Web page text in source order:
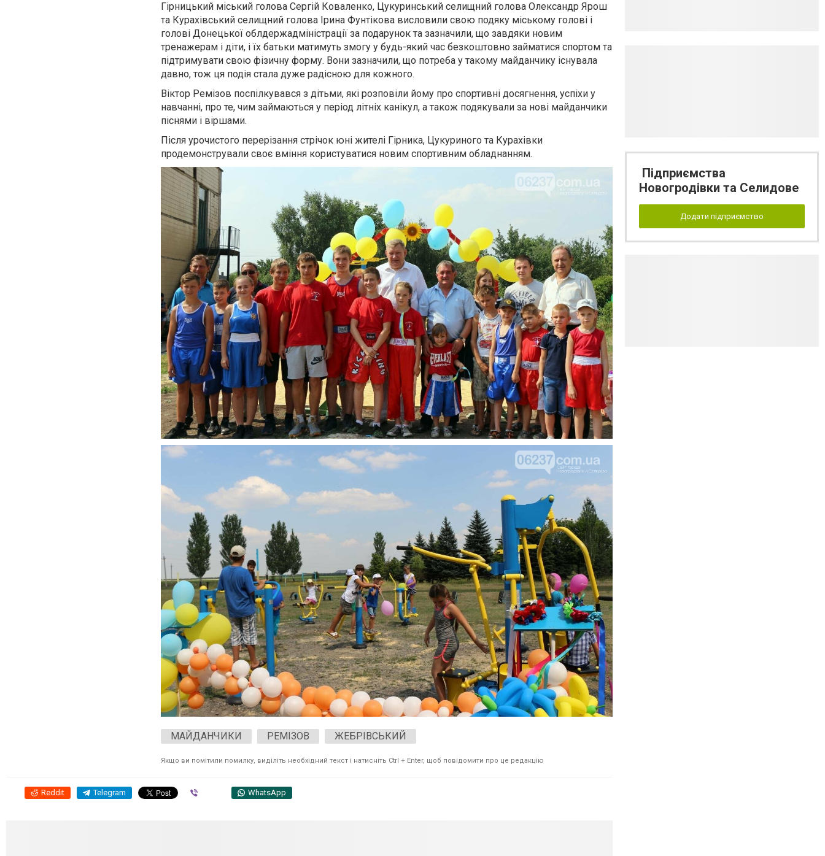
Гірницький міський голова Сергій Коваленко, Цукуринський селищний голова Олександр Ярош
та Курахівський селищний голова Ірина Фунтікова висловили свою подяку міському голові і
голові Донецької облдержадміністрації за подарунок та зазначили, що завдяки новим
тренажерам і діти, і їх батьки матимуть змогу у будь-який час безкоштовно займатися спортом та
підтримувати свою фізичну форму. Вони зазначили, що потреба у такому майданчику існувала
давно, тож ця подія стала дуже радісною для кожного.
Віктор Ремізов поспілкувався з дітьми, які розповіли йому про спортивні досягнення, успіхи у
навчанні, про те, чим займаються у період літніх канікул, а також подякували за нові майданчики
піснями і віршами.
Після урочистого перерізання стрічок юні жителі Гірника, Цукуриного та Курахівки
продемонстрували своє вміння користуватися новим спортивним обладнанням.
МАЙДАНЧИКИ РЕМІЗОВ ЖЕБРІВСЬКИЙ
Якщо ви помітили помилку, виділіть необхідний текст і натисніть Ctrl + Enter, щоб повідомити про це редакцію
Reddit Telegram WhatsApp
Підприємства
Новогродівки та Селидове
Додати підприємство